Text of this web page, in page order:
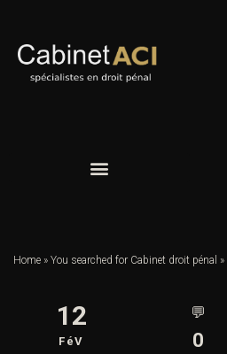
Home » You searched for Cabinet droit pénal »
12
FéV
💬
0